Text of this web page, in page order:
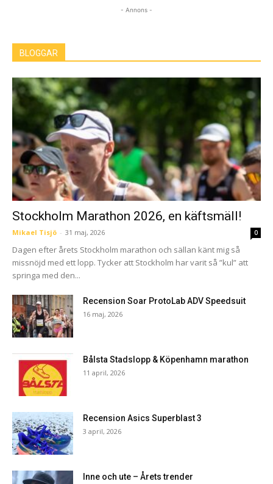
- Annons -
BLOGGAR
Stockholm Marathon 2026, en käftsmäll!
Mikael Tisjö - 31 maj, 2026 0
Dagen efter årets Stockholm marathon och sällan känt mig så
missnöjd med ett lopp. Tycker att Stockholm har varit så ”kul” att
springa med den...
Recension Soar ProtoLab ADV Speedsuit
16 maj, 2026
Bålsta Stadslopp & Köpenhamn marathon
11 april, 2026
Recension Asics Superblast 3
3 april, 2026
Inne och ute – Årets trender